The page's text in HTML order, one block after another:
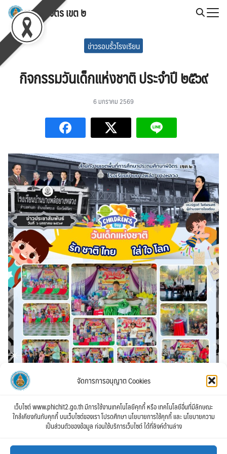
จัดการการอนุญาต Cookies
เว็บไซต์ www.phichit2.go.th มีการใช้งานเทคโนโลยีคุกกี้ หรือ เทคโนโลยีอื่นที่มีลักษณะ
ใกล้เคียงกันกับคุกกี้ บนเว็บไซต์ของเรา โปรดศึกษา นโยบายการใช้คุกกี้ และ นโยบายความ
เป็นส่วนตัวของข้อมูล ก่อนใช้บริการเว็บไซต์ ได้ที่ลิงค์ด้านล่าง
Skip
content
สพป.พิจิตร เขต ๒
Search
for: ข่าวรอบรั้วโรงเรียน
กิจกรรมวันเด็กแห่งชาติ ประจำปี ๒๕๖๙
6 มกราคม 2569